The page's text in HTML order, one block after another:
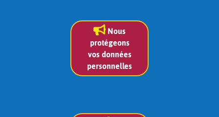
Nous
protégeons
vos données
personnelles